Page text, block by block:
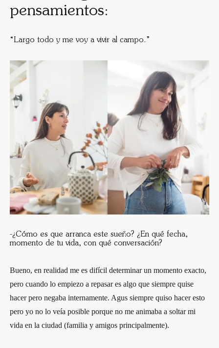
pensamientos:
“Largo todo y me voy a vivir al campo.”
-¿Cómo es que arranca este sueño? ¿En qué fecha,
momento de tu vida, con qué conversación?
Bueno, en realidad me es difícil determinar un momento exacto,
pero cuando lo empiezo a repasar es algo que siempre quise
hacer pero negaba internamente. Agus siempre quiso hacer esto
pero yo no lo veía posible porque no me animaba a soltar mi
vida en la ciudad (familia y amigos principalmente).